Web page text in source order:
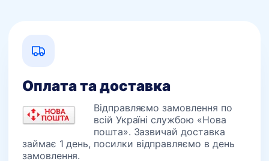
Оплата та доставка
Відправляємо замовлення по
всій Україні службою «Нова
пошта». Зазвичай доставка
займає 1 день, посилки відправляємо в день
замовлення.